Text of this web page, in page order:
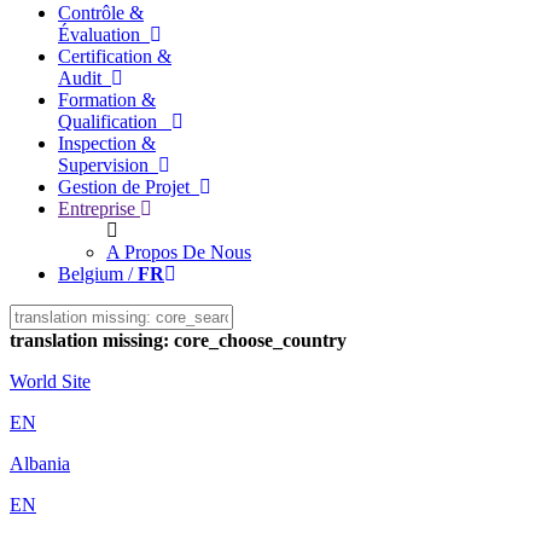
Contrôle &
Évaluation
Certification &
Audit
Formation &
Qualification
Inspection &
Supervision
Gestion de Projet
Entreprise
A Propos De Nous
Belgium /FR
translation missing: core_choose_country
World Site
EN
Albania
EN